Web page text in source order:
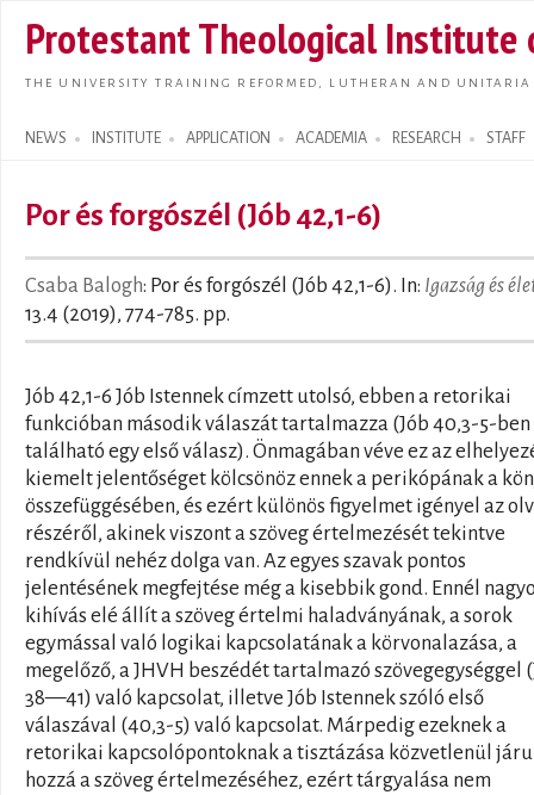
main
Protestant Theological Institute
THE UNIVERSITY TRAINING REFORMED, LUTHERAN AND
NEWS INSTITUTE APPLICATION ACADEMIA RESEARCH STAFF
Search form
Por és forgószél (Jób 42,1-6)
Csaba Balogh: Por és forgószél (Jób 42,1-6). In: Igazság és
13.4 (2019), 774-785. pp.
Jób 42,1-6 Jób Istennek címzett utolsó, ebben a retorikai
funkcióban második válaszát tartalmazza (Jób 40,3-5-ben
található egy első válasz). Önmagában véve ez az
kiemelt jelentőséget kölcsönöz ennek a perikópának a
összefüggésében, és ezért különös figyelmet igényel az
részéről, akinek viszont a szöveg értelmezését tekintve
rendkívül nehéz dolga van. Az egyes szavak pontos
jelentésének megfejtése még a kisebbik gond. Ennél
kihívás elé állít a szöveg értelmi haladványának, a sorok
egymással való logikai kapcsolatának a körvonalazása, a
megelőző, a JHVH beszédét tartalmazó szövegegységgel
38—41) való kapcsolat, illetve Jób Istennek szóló első
válaszával (40,3-5) való kapcsolat. Márpedig ezeknek a
retorikai kapcsolópontoknak a tisztázása közvetlenül
hozzá a szöveg értelmezéséhez, ezért tárgyalása nem